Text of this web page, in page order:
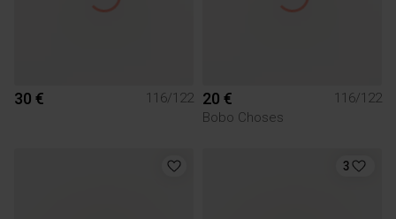
30 € 116/122 20 €
116/122
Bobo Choses
3